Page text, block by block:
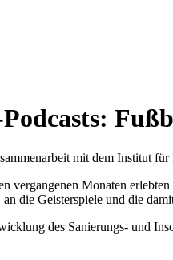
mit dem Institut
vergangenen Monaten
die Geisterspiele und die
des Sanierungs- und